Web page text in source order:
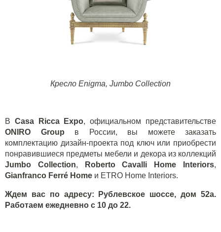
Кресло Enigma, Jumbo Collection
В Casa Ricca Expo,
официальном представительстве
ONIRO
Group в России,
вы можете заказать
комплектацию дизайн-проекта под ключ или приобрести
понравившиеся предметы мебели и декора из коллекций
Jumbo
Collection, Roberto Cavalli Home Interiors,
Gianfranco Ferré Home и ETRO Home Interiors.
Ждем вас по адресу: Рублевское шоссе, дом 52а.
Работаем ежедневно с 10 до 22.